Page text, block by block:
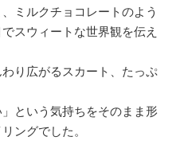
ミルクチョコレートのよう
スウィートな世界観を伝え
り広がるスカート、たっぷ
という気持ちをそのまま形
ングでした。